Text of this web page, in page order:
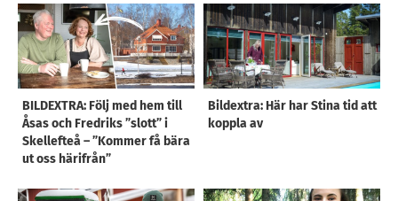
BILDEXTRA: Följ med hem till
Åsas och Fredriks ”slott” i
Skellefteå – ”Kommer få bära
ut oss härifrån”
Bildextra: Här har Stina tid att
koppla av